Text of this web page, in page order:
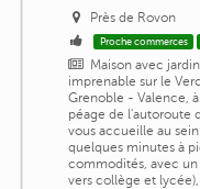
Près de Rovon
Proche commerces
Maison avec
imprenable sur le
Grenoble - Valence,
péage de l'autoroute
vous accueille au
quelques minutes à
commodités, avec
vers collège et lycée),